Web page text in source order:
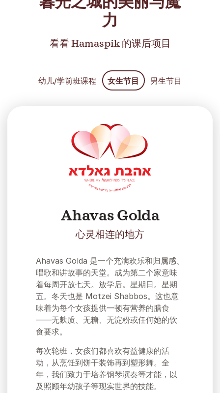
力
看看 Hamaspik 的课后项目
幼儿/学前班课程 女生节目 男生节目
Ahavas Golda
心灵相连的地方
Ahavas Golda 是一个充满欢乐和归属感、
唱歌和讲故事的天堂。成为第二个家意味
着每周开放七天。放学后。星期日。星期
五。冬天也是 Motzei Shabbos。这也意
味着为每个女孩提供一顿有营养的膳食
——无麸质、无糖、无淀粉或任何她的饮
食要求。
每次轮班，女孩们都喜欢有益健康的活
动，从烹饪到饼干装饰再到塑形舞。全
年，我们致力于培养钢琴演奏等才能，以
及照顾年幼孩子等现实世界的技能。